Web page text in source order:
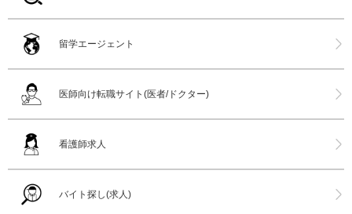
留学エージェント
医師向け転職サイト(医者/ドクター)
看護師求人
バイト探し(求人)